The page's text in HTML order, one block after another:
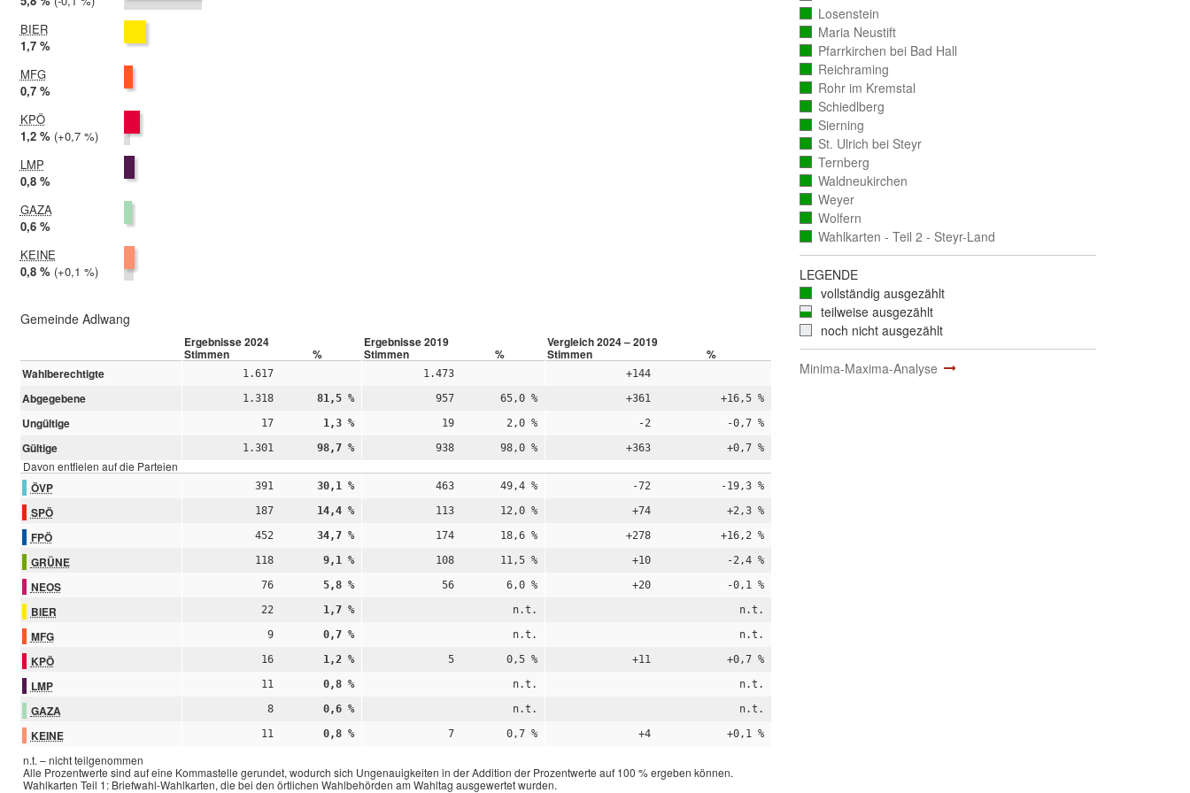
2019:
6,0 %
BIER
2024:
1,7 %
MFG
2024:
0,7 %
KPÖ
2024:
1,2 %
2019:
0,5 %
Differenz:
+0,7 %
LMP
2024:
0,8 %
GAZA
2024:
0,6 %
KEINE
2024:
0,8 %
2019:
0,7 %
Differenz:
+0,1 %
Gemeinde Adlwang
Ergebnisse 2024 Ergebnisse 2019 Vergleich 2024 – 2019
Stimmen % Stimmen % Stimmen
%
Wahlberechtigte
1.617 1.473 +144
Abgegebene 1.318 81,5 % 957 65,0 % +361 +16,5 %
Ungültige 17 1,3 % 19 2,0 % -2 -0,7 %
Gültige 1.301 98,7 % 938 98,0 % +363 +0,7 %
Davon entfielen auf die Parteien
ÖVP 391 30,1 % 463 49,4 % -72 -19,3 %
SPÖ 187 14,4 % 113 12,0 % +74 +2,3 %
FPÖ 452 34,7 % 174 18,6 % +278 +16,2 %
GRÜNE 118 9,1 % 108 11,5 % +10 -2,4 %
NEOS 76 5,8 % 56 6,0 % +20 -0,1 %
BIER 22 1,7 % n.t. n.t.
MFG 9 0,7 % n.t. n.t.
KPÖ 16 1,2 % 5 0,5 % +11 +0,7 %
LMP 11 0,8 % n.t. n.t.
GAZA 8 0,6 % n.t. n.t.
KEINE 11 0,8 % 7 0,7 % +4 +0,1 %
n.t. – nicht teilgenommen
Alle Prozentwerte sind auf eine Kommastelle gerundet, wodurch sich Ungenauigkeiten in der Addition der Prozentwerte auf 100 % ergeben können.
Wahlkarten Teil 1: Briefwahl-Wahlkarten, die bei den örtlichen Wahlbehörden am Wahltag ausgewertet wurden.
ausgezählt)
Losenstein
(vollständig
ausgezählt)
Maria Neustift
(vollständig
ausgezählt)
Pfarrkirchen bei Bad Hall
(vollständig
ausgezählt)
Reichraming
(vollständig
ausgezählt)
Rohr im Kremstal
(vollständig
ausgezählt)
Schiedlberg
(vollständig
ausgezählt)
Sierning
(vollständig
ausgezählt)
St. Ulrich bei Steyr
(vollständig
ausgezählt)
Ternberg
(vollständig
ausgezählt)
Waldneukirchen
(vollständig
ausgezählt)
Weyer
(vollständig
ausgezählt)
Wolfern
(vollständig
ausgezählt)
Wahlkarten - Teil 2 - Steyr-Land
(vollständig
LEGENDE
vollständig ausgezählt
teilweise ausgezählt
noch nicht ausgezählt
Minima-Maxima-Analyse